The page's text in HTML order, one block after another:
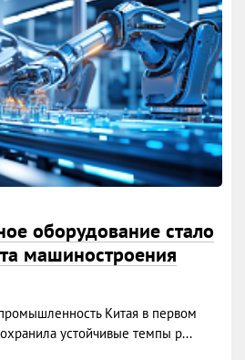
оборудование стало
машиностроения
Китая в первом
устойчивые темпы р...